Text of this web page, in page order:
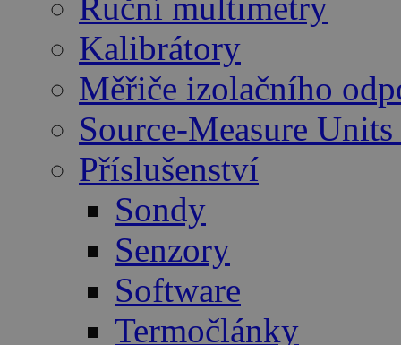
Ruční multimetry
Kalibrátory
Měřiče izolačního
Source-Measure
Příslušenství
Sondy
Senzory
Software
Termočlánky